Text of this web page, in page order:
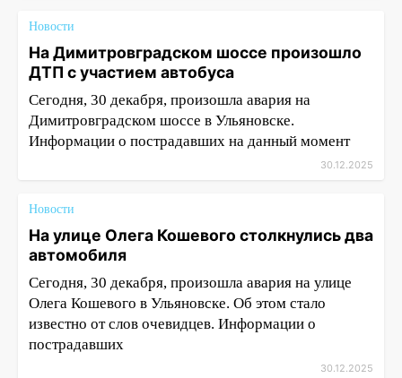
Новости
На Димитровградском шоссе произошло
ДТП с участием автобуса
Сегодня, 30 декабря, произошла авария на
Димитровградском шоссе в Ульяновске.
Информации о пострадавших на данный момент
30.12.2025
Новости
На улице Олега Кошевого столкнулись два
автомобиля
Сегодня, 30 декабря, произошла авария на улице
Олега Кошевого в Ульяновске. Об этом стало
известно от слов очевидцев. Информации о
пострадавших
30.12.2025